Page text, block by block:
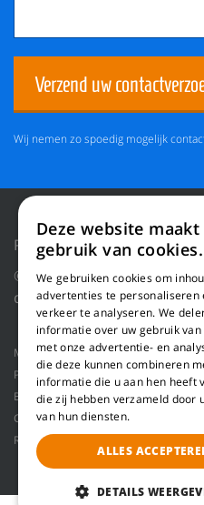
Verzend uw
Wij nemen zo spoedig mogelijk
Privacy Policy
Reset
© 2026 WILLEMS BALING
door Blue Dragon Digital
Machines Product toepassingen
Projecten
Service Schaaflijn
Balenpersen
Robot handling
Contact
Refiner lijn voor het
Refiner lijn voor het maken van
Deze website maakt
gebruik van cookies.
We gebruiken cookies om
advertenties te personaliseren
verkeer te analyseren. We
informatie over uw gebruik
met onze advertentie- en
die deze kunnen combineren
informatie die u aan hen heeft
die zij hebben verzameld door
van hun diensten.
ALLES
DETAILS